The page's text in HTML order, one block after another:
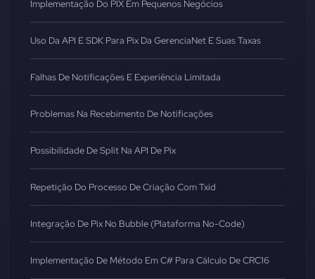
Implementação Do PIX Em Pequenos Negócios
Uso Da API E SDK Para Pix Da GerenciaNet E Suas Taxas
Falhas De Notificações E Experiência Limitada
Problemas Na Recebimento De Notificações
Possibilidade De Split Na API De Pix
Repetição Do Processo De Criação Com Txid
Integração De Pix No Bubble (Plataforma No-Code)
Implementação De Método Em C# Para Cálculo De CRC16